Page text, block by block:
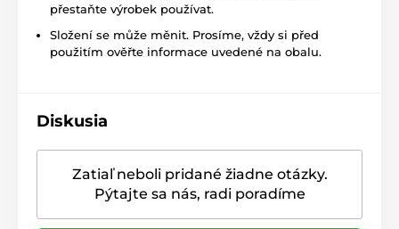
přestaňte výrobek používat.
Složení se může měnit. Prosíme, vždy si před
použitím ověřte informace uvedené na obalu.
Diskusia
Zatiaľ neboli pridané žiadne otázky.
Pýtajte sa nás, radi poradíme